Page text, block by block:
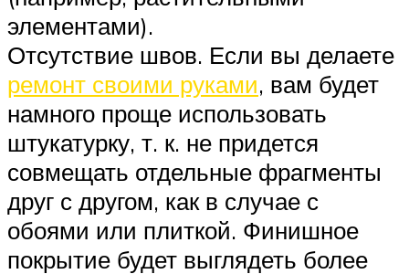
элементами).
Отсутствие швов. Если вы делаете
ремонт своими руками, вам будет
намного проще использовать
штукатурку, т. к. не придется
совмещать отдельные фрагменты
друг с другом, как в случае с
обоями или плиткой. Финишное
покрытие будет выглядеть более